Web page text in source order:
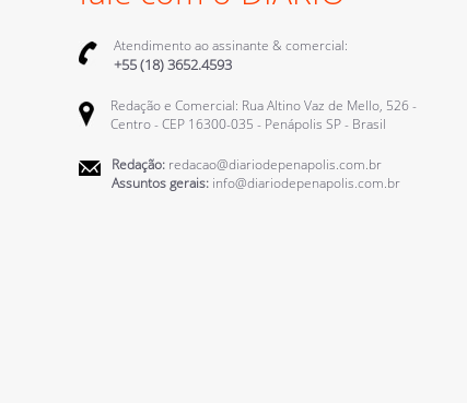
Atendimento ao assinante & comercial:
+55 (18) 3652.4593
Redação e Comercial: Rua Altino Vaz de Mello, 526 -
Centro - CEP 16300-035 - Penápolis SP - Brasil
Redação: redacao@diariodepenapolis.com.br
Assuntos gerais: info@diariodepenapolis.com.br